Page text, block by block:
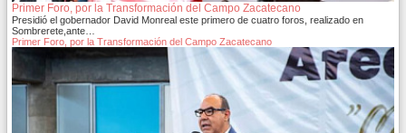
Primer Foro, por la Transformación del Campo Zacatecano
Presidió el gobernador David Monreal este primero de cuatro foros, realizado en
Sombrerete,ante…
Primer Foro, por la Transformación del Campo Zacatecano